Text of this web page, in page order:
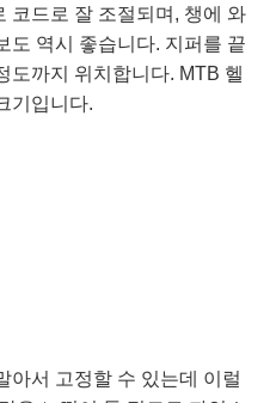
코드로 잘 조절되며, 챙에 와
도 역시 좋습니다. 지퍼를 끝
도까지 위치합니다. MTB 헬
기입니다.
아서 고정할 수 있는데 이럴